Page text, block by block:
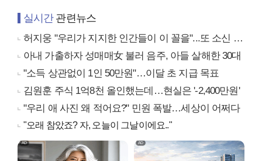
실시간관련뉴스
허지웅 "우리가 지지한 인간들이 이 꼴을"...또 소신 발언
아내 가출하자 성매매女 불러 음주, 아들 살해한 30대
"소득 상관없이 1인 50만원"…이달 초 지급 목표
김원훈 주식 1억8천 올인했는데…현실은 '-2,400만원'
"우리 애 사진 왜 적어요?" 민원 폭발…세상이 어쩌다
"오래 참았죠? 자, 오늘이 그날이에요.."